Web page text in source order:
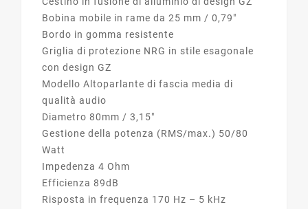
Bobina mobile in rame da 25 mm / 0,79″
Bordo in gomma resistente
Griglia di protezione NRG in stile esagonale
con design GZ
Modello Altoparlante di fascia media di
qualità audio
Diametro 80mm / 3,15″
Gestione della potenza (RMS/max.) 50/80
Watt
Impedenza 4 Ohm
Efficienza 89dB
Risposta in frequenza 170 Hz – 5 kHz